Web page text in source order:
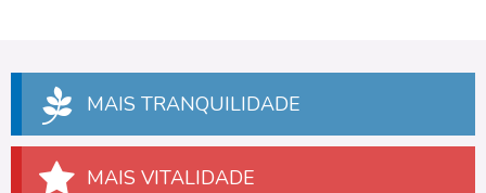
MAIS TRANQUILIDADE
MAIS VITALIDADE